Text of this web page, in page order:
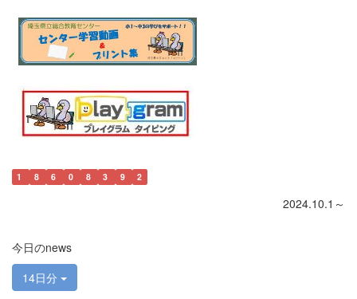
1 8 6 0 8 3 9 2
2024.10.1～
今日のnews
14日分